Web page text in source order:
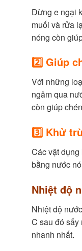
Đừng e ngại
muối và rửa
nóng còn
2️⃣ Giúp
Với những
ngâm qua
còn giúp
3️⃣ Khử
Các vật
bằng nước
Nhiệt độ
Nhiệt độ
C sau đó sấy
nhanh nhất.